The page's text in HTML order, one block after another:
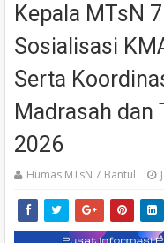
Kepala MTsN
Sosialisasi
Serta
Madrasah dan
2026
Humas MTsN 7 Bantul